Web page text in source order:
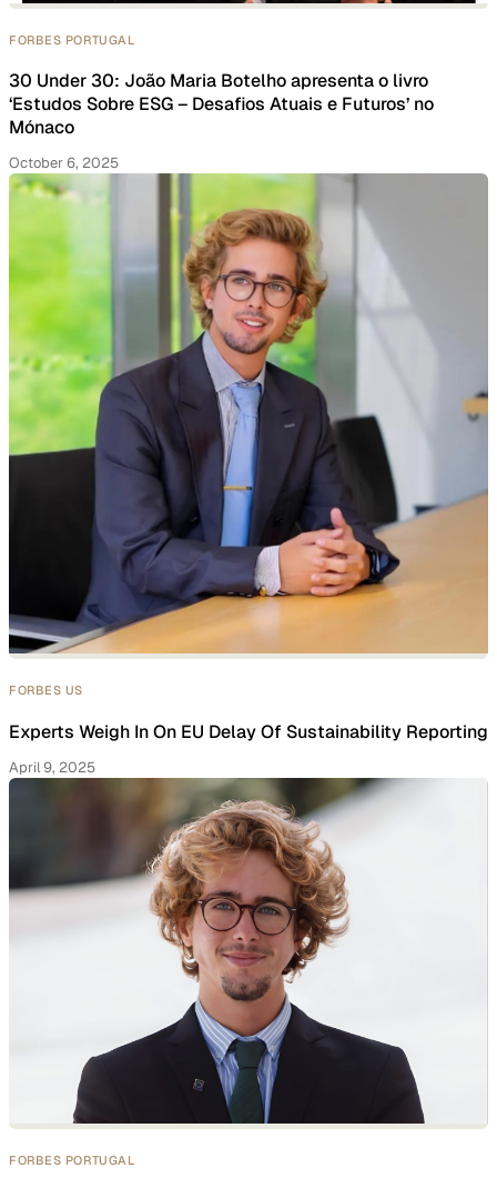
FORBES PORTUGAL
30 Under 30: João Maria Botelho apresenta o livro
‘Estudos Sobre ESG – Desafios Atuais e Futuros’ no
Mónaco
October 6, 2025
FORBES US
Experts Weigh In On EU Delay Of Sustainability Reporting
April 9, 2025
FORBES PORTUGAL